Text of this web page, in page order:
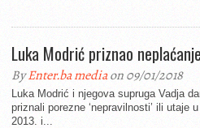
Luka Modrić priznao
ByEnter.ba mediaon 09/01/2018
Luka Modrić i njegova supruga Vadja
priznali porezne ‘nepravilnosti’ ili utaje
2013. i...